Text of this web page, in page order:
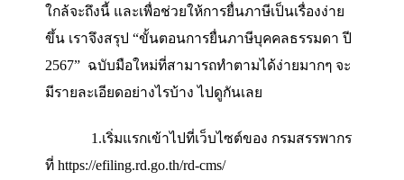
เสียภาษีมีหน้าที่ในการยื่นแบบแสดงรายการภาษีเ
ได้ในรอบปีนั้นๆ
เพื่อเป็นการเตรียมความพร้อมก่อนยื่นภาษี
ใกล้จะถึงนี้ และเพื่อช่วยให้การยื่นภาษีเป็นเรื่องง่
ขึ้น เราจึงสรุป “ขั้นตอนการยื่นภาษีบุคคลธรรมด